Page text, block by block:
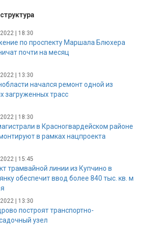
| 18:30
по проспекту Маршала Блюхера
почти на месяц
| 13:30
начался ремонт одной из
загруженных трасс
| 18:30
в Красногвардейском районе
в рамках нацпроекта
| 15:45
трамвайной линии из Купчино в
обеспечит ввод более 840 тыс. кв. м
| 13:30
построят транспортно-
узел